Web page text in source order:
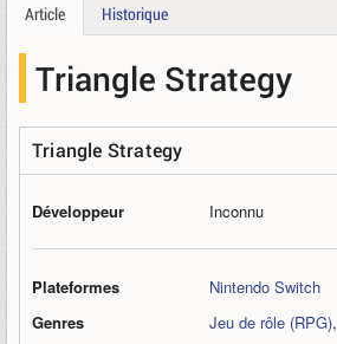
Article Historique
Triangle Strategy
Triangle Strategy
Développeur Inconnu
Plateformes
Nintendo Switch
Genres
Jeu de rôle (RPG),